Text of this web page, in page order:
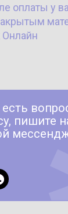
оплаты у
пишите